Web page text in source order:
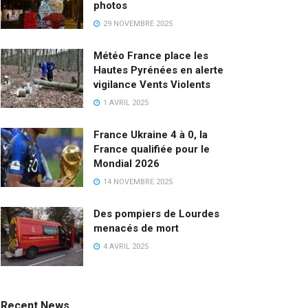
photos
29 NOVEMBRE 2025
Météo France place les
Hautes Pyrénées en alerte
vigilance Vents Violents
1 AVRIL 2025
France Ukraine 4 à 0, la
France qualifiée pour le
Mondial 2026
14 NOVEMBRE 2025
Des pompiers de Lourdes
menacés de mort
4 AVRIL 2025